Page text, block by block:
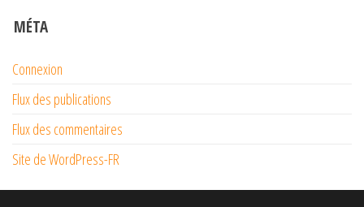
MÉTA
Connexion
Flux des publications
Flux des commentaires
Site de WordPress-FR